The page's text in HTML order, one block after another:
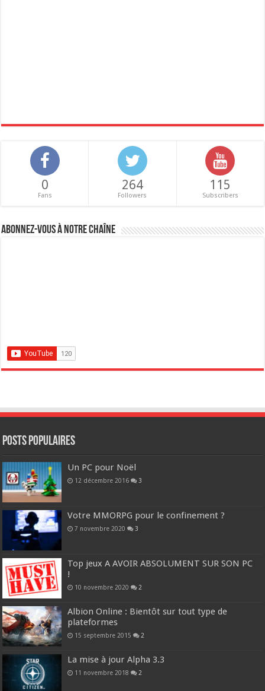
0
Fans
264
Followers
115
Subscribers
Abonnez-vous à notre chaîne
POSTS POPULAIRES
Un PC pour Noël
12 décembre 2016 3
Votre MMORPG pour le confinement ?
7 novembre 2020 3
Top jeux A AVOIR ABSOLUMENT SUR SON PC
!
10 novembre 2020 2
Albion Online : Bientôt sur tout type de
plateformes
15 septembre 2015 2
La mise à jour Alpha 3.3
11 novembre 2018 2